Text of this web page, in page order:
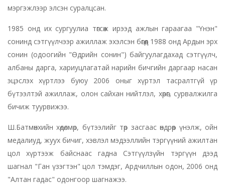
мэргэжлээр элсэн суралцсан.
1985 онд их сургуулиа төгсөж ирээд ажлын гараагаа "Үнэн"
сонинд сэтгүүлчээр ажиллаж эхэлсэн бөгөөд 1988 онд Ардын эрх
сонин (одоогийн "Өдрийн сонин") байгуулагдахад сэтгүүлч,
албаны дарга, хариуцлагатай нарийн бичгийн даргаар насан
эцэслэх хүртлээ буюу 2006 оныг хүртэл тасралтгүй үр
бүтээлтэй ажиллаж, олон сайхан нийтлэл, хөрөг, сурвалжилга
бичиж туурвижээ.
Ш.Батмөнхийн хөдөлмөр, бүтээлийг төр засгаас өндрөөр үнэлж, ойн
медалиуд, жуух бичиг, хэвлэл мэдээллийн тэргүүний ажилтан
цол хүртээж байснаас гадна Сэтгүүлзүйн тэргүүн дээд
шагнал "Ган үзэгтэн" цол тэмдэг, Ардчиллын одон, 2006 онд
"Алтан гадас" одонгоор шагнажээ.